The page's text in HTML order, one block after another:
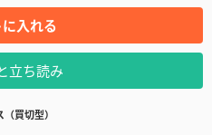
入れる
立ち読み
買切型）